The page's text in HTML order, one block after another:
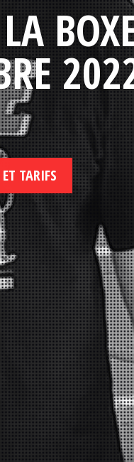
TARIFS